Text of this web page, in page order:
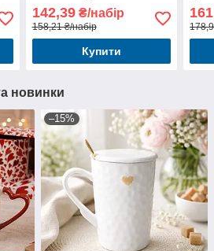
142,39₴/набір
158,21 ₴/набір
Купити
новинки
–15%